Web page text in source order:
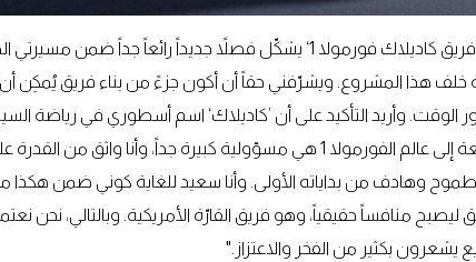
أما بيريز فقال: "إن الانضمام إلى ’فريق كاديلاك فورمولا 1‘ يشكّل فصلاً جديداً
خلف هذا المشروع. ويشرّفني حقاً أن أكون جزءً من بناء فريق يُمكِن
وأريد التأكيد على أن ’كاديلاك‘ اسم أسطوري في رياضة
والمساعَدة بجلب هكذا شركة رائعة إلى عالم الفورمولا 1 هي مسؤولية كبيرة جداً،
وهادف من بداياته الأولى. وأنا سعيد للغاية كوني ضمن هكذا
ليصبح منافساً حقيقياً، وهو فريق القارّة الأمريكية. وبالتالي، نحن
يشعرون بكثير من الفخر والاعتزاز."